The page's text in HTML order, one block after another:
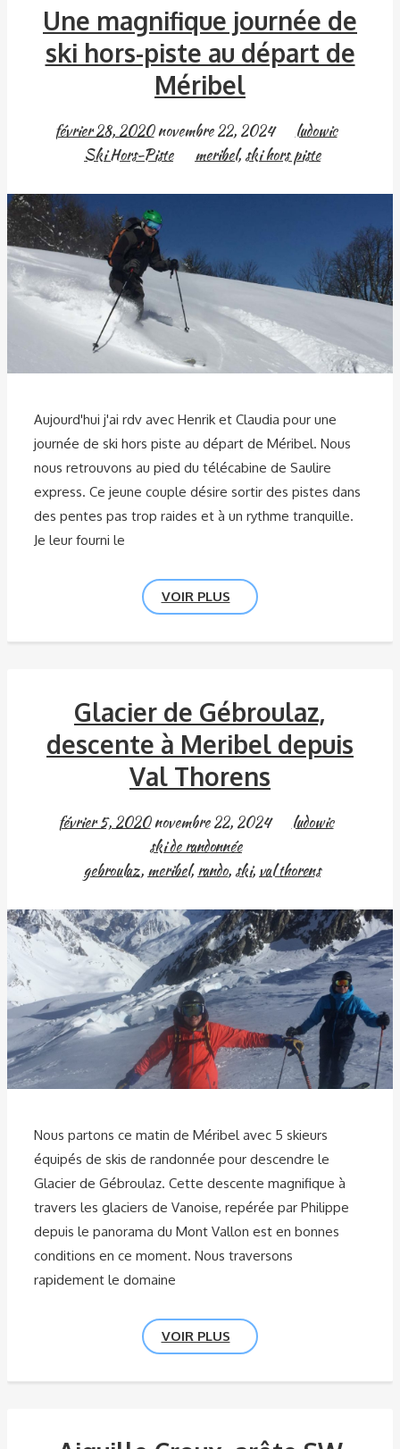
Une magnifique journée de
ski hors-piste au départ de
Méribel
février 28, 2020 novembre 22, 2024
ludowic
Ski Hors-Piste
meribel,ski hors piste
Aujourd'hui j'ai rdv avec Henrik et Claudia pour une
journée de ski hors piste au départ de Méribel. Nous
nous retrouvons au pied du télécabine de Saulire
express. Ce jeune couple désire sortir des pistes dans
des pentes pas trop raides et à un rythme tranquille.
Je leur fourni le
VOIR PLUS
Glacier de Gébroulaz,
descente à Meribel depuis
Val Thorens
février 5, 2020 novembre 22, 2024
ludowic
ski de randonnée
gebroulaz, meribel,rando, ski, val thorens
Nous partons ce matin de Méribel avec 5 skieurs
équipés de skis de randonnée pour descendre le
Glacier de Gébroulaz. Cette descente magnifique à
travers les glaciers de Vanoise, repérée par Philippe
depuis le panorama du Mont Vallon est en bonnes
conditions en ce moment. Nous traversons
rapidement le domaine
VOIR PLUS